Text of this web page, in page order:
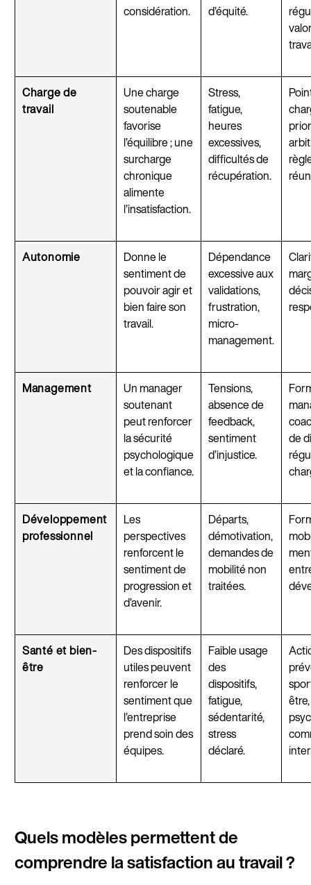
considération.
d’équité.
Charge de
travail
Une charge
soutenable
favorise
l’équilibre ; une
surcharge
chronique
alimente
l’insatisfaction.
Stress,
fatigue,
heures
excessives,
difficultés de
récupération.
Autonomie
Donne le
sentiment de
pouvoir agir et
bien faire son
travail.
Dépendance
excessive aux
validations,
frustration,
micro-
management.
Management
Un manager
soutenant
peut renforcer
la sécurité
psychologique
et la confiance.
Tensions,
absence de
feedback,
sentiment
d’injustice.
de
Développement
professionnel
Les
perspectives
renforcent le
sentiment de
progression et
d’avenir.
Départs,
démotivation,
demandes de
mobilité non
traitées.
Santé et bien-
être
Des dispositifs
utiles peuvent
renforcer le
sentiment que
l’entreprise
prend soin des
équipes.
Faible usage
des
dispositifs,
fatigue,
sédentarité,
stress
déclaré.
Quels modèles permettent de
comprendre la satisfaction au travail ?